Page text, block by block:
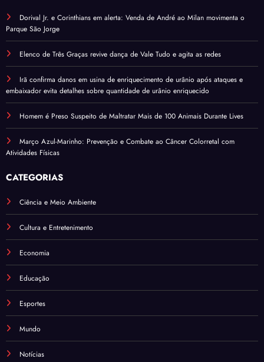
Dorival Jr. e Corinthians em alerta: Venda de André ao Milan movimenta o
Parque São Jorge
Elenco de Três Graças revive dança de Vale Tudo e agita as redes
Irã confirma danos em usina de enriquecimento de urânio após ataques e
embaixador evita detalhes sobre quantidade de urânio enriquecido
Homem é Preso Suspeito de Maltratar Mais de 100 Animais Durante Lives
Março Azul-Marinho: Prevenção e Combate ao Câncer Colorretal com
Atividades Físicas
CATEGORIAS
Ciência e Meio Ambiente
Cultura e Entretenimento
Economia
Educação
Esportes
Mundo
Notícias